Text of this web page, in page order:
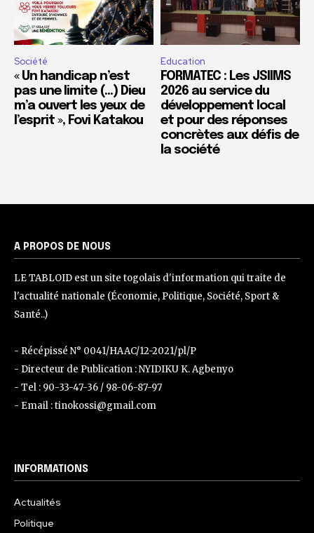
Société
« Un handicap n’est
pas une limite (…) Dieu
m’a ouvert les yeux de
l’esprit », Fovi Katakou
Education
FORMATEC : Les JSIIMS
2026 au service du
développement local
et pour des réponses
concrètes aux défis de
la société
A PROPOS DE NOUS
LE TABLOID est un site togolais d'information qui traite de
l'actualité nationale (Économie, Politique, Société, Sport &
Santé..)
- Récépissé N° 0041/HAAC/12-2021/pl/P
- Directeur de Publication : NYIDIKU K. Agbenyo
- Tel : 90-33-47-36 / 98-06-87-97
- Email : tinokossi@gmail.com
INFORMATIONS
Actualités
Politique